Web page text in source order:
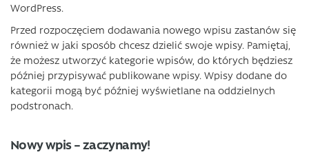
WordPress.
Przed rozpoczęciem dodawania nowego wpisu zastanów się
również w jaki sposób chcesz dzielić swoje wpisy. Pamiętaj,
że możesz utworzyć kategorie wpisów, do których będziesz
później przypisywać publikowane wpisy. Wpisy dodane do
kategorii mogą być później wyświetlane na oddzielnych
podstronach.
Nowy wpis – zaczynamy!